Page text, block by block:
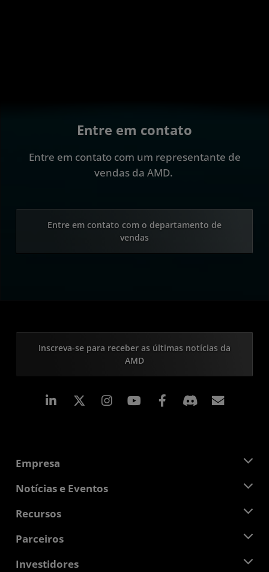
Entre em contato
Entre em contato com um representante de
vendas da AMD.
Entre em contato com o departamento de
vendas
Inscreva-se para receber as últimas notícias da
AMD
Linkedin Instagram Facebook
Empresa
Sobre a AMD
Responsibilidade Corporativa
Oportunidades de Emprego
Contato AMD
Notícias e Eventos
Sala de Imprensa
Bibliotecas de Mídias
Recursos
Central do desenvolvedor
Estudos de caso
Parceiros
AMD Partner Hub
Investidores